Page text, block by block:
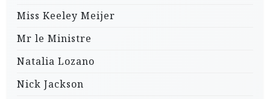
Miss Keeley Meijer
Mr le Ministre
Natalia Lozano
Nick Jackson